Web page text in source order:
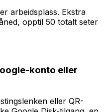
arbeidsplass. Ekstra
opptil 50 totalt seter
konto eller
eller QR-